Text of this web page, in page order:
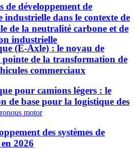
de développement de
dans le contexte de
de la neutralité carbone et de
industrielle
(E-Axle) : le noyau de
pointe de la transformation de
commerciaux
pour camions légers : le
de base pour la logistique des
des systèmes de
2026